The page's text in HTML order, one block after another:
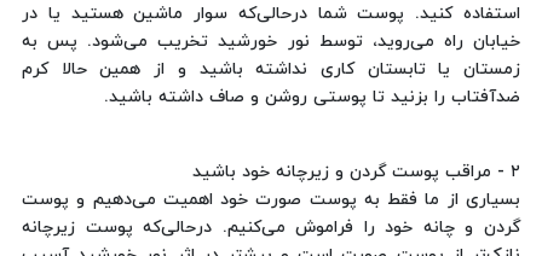
استفاده کنید. پوست شما درحالی‌که سوار ماشین هستید یا در
خیابان راه می‌روید، توسط نور خورشید تخریب می‌شود. پس به
زمستان یا تابستان کاری نداشته باشید و از همین حالا کرم
ضدآفتاب را بزنید تا پوستی روشن و صاف داشته باشید.
۲ - مراقب پوست گردن و زیرچانه خود باشید
بسیاری از ما فقط به پوست صورت خود اهمیت می‌دهیم و پوست
گردن و چانه خود را فراموش می‌کنیم. درحالی‌که پوست زیرچانه